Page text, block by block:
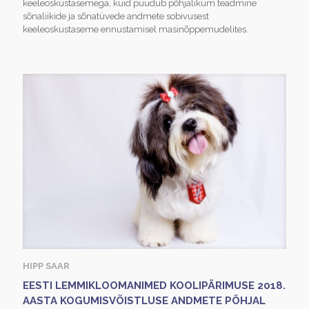
keeleoskustasemega, kuid puudub põhjalikum teadmine
sõnaliikide ja sõnatüvede andmete sobivusest
keeleoskustaseme ennustamisel masinõppemudelites.
HIPP SAAR
EESTI LEMMIKLOOMANIMED KOOLIPÄRIMUSE 2018.
AASTA KOGUMISVÕISTLUSE ANDMETE PÕHJAL